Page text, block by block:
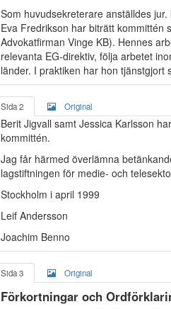
Som huvudsekreterare anställdes
Eva Fredrikson har biträtt kommittén
Advokatfirman Vinge KB). Hennes
relevanta EG-direktiv, följa arbetet
länder. I praktiken har hon
Sida 2 Original
Berit Jigvall samt Jessica Karlsson
kommittén.
Jag får härmed överlämna
lagstiftningen för medie- och
Stockholm i april 1999
Leif Andersson
Joachim Benno
Sida 3 Original
Förkortningar och